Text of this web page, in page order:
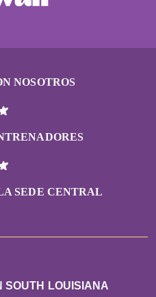
NOSOTROS
SEDE CENTRAL
SOUTH LOUISIANA